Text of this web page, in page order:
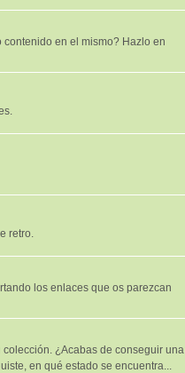
en el mismo? Hazlo en
retro.
los enlaces que os parezcan
¿Acabas de conseguir una
en qué estado se encuentra...